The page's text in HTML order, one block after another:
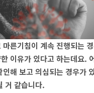
마른기침이 계속 진행되는
이유가 있다고 하는데요.
인해 보고 의심되는 경우가
거 같습니다.